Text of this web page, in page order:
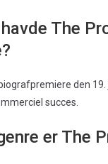
The
den 19.
succes.
er The